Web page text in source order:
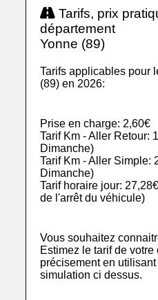
Tarifs, prix
département
Yonne (89)
Tarifs applicables pour
(89) en 2026:
Prise en charge: 2,60€
Tarif Km - Aller Retour:
Dimanche)
Tarif Km - Aller Simple:
Dimanche)
Tarif horaire jour:
de l'arrêt du véhicule)
Vous souhaitez
Estimez le tarif de votre
précisement en
simulation ci dessus.